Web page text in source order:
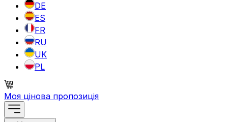
DE
ES
FR
RU
UK
PL
Моя цінова пропозиція